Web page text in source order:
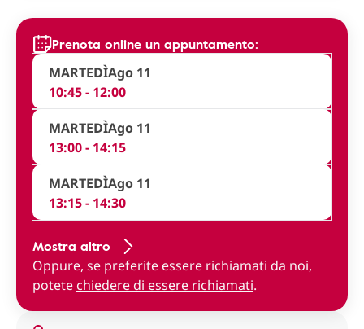
Prenota online un appuntamento:
MARTEDÌAgo 11
10:45 - 12:00
MARTEDÌAgo 11
13:00 - 14:15
MARTEDÌAgo 11
13:15 - 14:30
Mostra altro
Oppure, se preferite essere richiamati da noi,
potetechiedere di essere richiamati.